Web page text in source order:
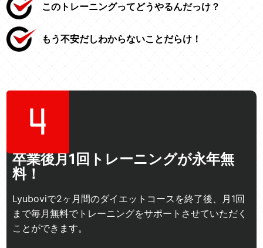
このトレーニングってどうやるんだっけ？
もう不安だしわからないことだらけ！
卒業後月1回トレーニングが永年無
料！
Lyuboviで2ヶ月間のダイエットコースを終了後、月1回
まで毎月無料でトレーニングをサポートさせていただく
ことができます。